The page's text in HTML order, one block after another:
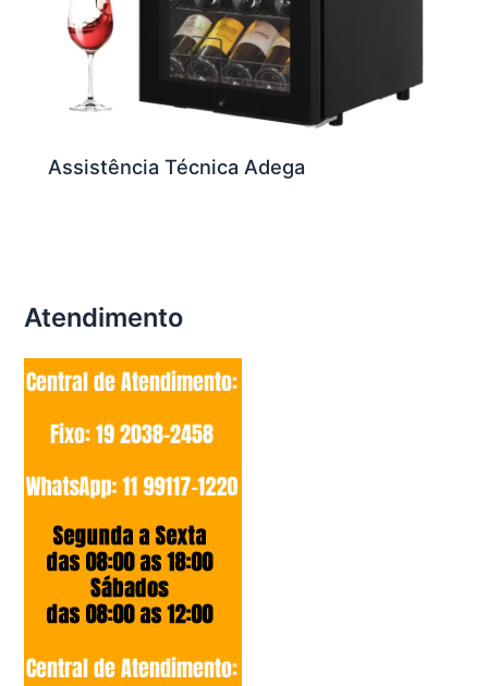
Assistência Técnica Adega
Atendimento